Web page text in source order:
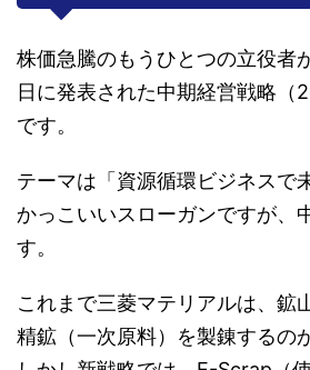
株価急騰のもうひとつの立役者
日に発表された中期経営戦略（
です。
テーマは「資源循環ビジネスで
かっこいいスローガンですが、
す。
これまで三菱マテリアルは、鉱
精鉱（一次原料）を製錬するの